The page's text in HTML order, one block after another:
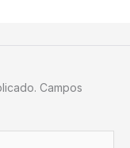
Campos